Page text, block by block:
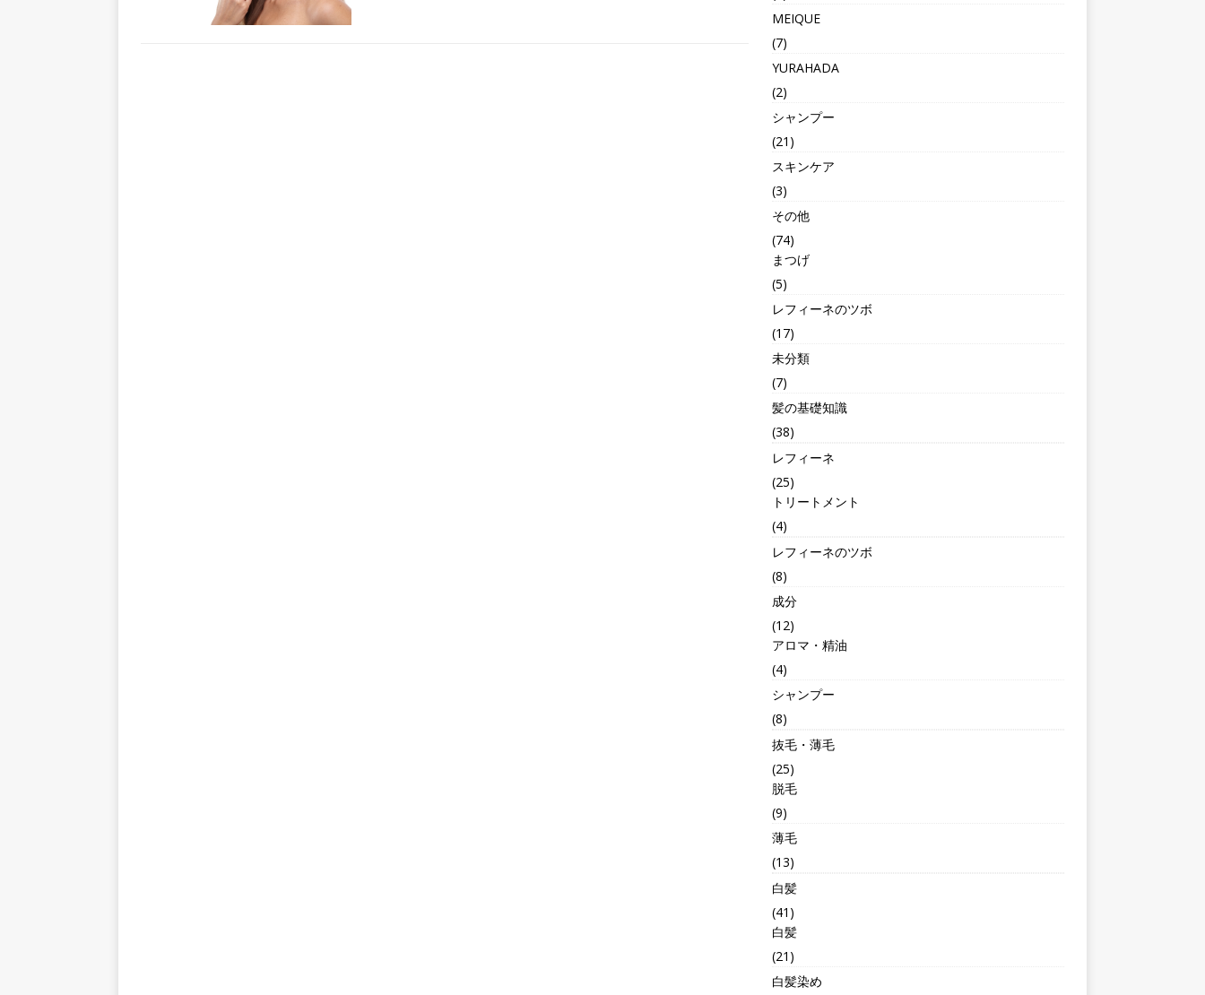
MEIQUE
(7)
YURAHADA
(2)
シャンプー
(21)
スキンケア
(3)
その他
(74)
まつげ
(5)
レフィーネのツボ
(17)
未分類
(7)
髪の基礎知識
(38)
レフィーネ
(25)
トリートメント
(4)
レフィーネのツボ
(8)
成分
(12)
アロマ・精油
(4)
シャンプー
(8)
抜毛・薄毛
(25)
脱毛
(9)
薄毛
(13)
白髪
(41)
白髪
(21)
白髪染め